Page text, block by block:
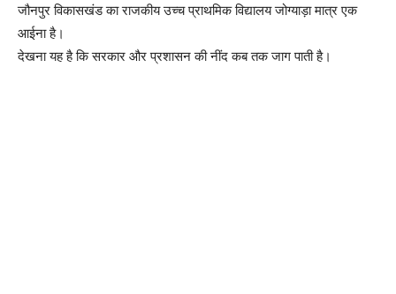
जौनपुर विकासखंड का राजकीय उच्च प्राथमिक विद्यालय जोग्याड़ा मात्र एक
आईना है।
देखना यह है कि सरकार और प्रशासन की नींद कब तक जाग पाती है।